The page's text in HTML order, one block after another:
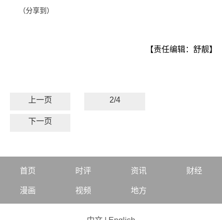
（分享到）
【责任编辑：舒靓】
上一页 2/4
下一页
首页 时评 资讯 财经
漫画 视频 地方